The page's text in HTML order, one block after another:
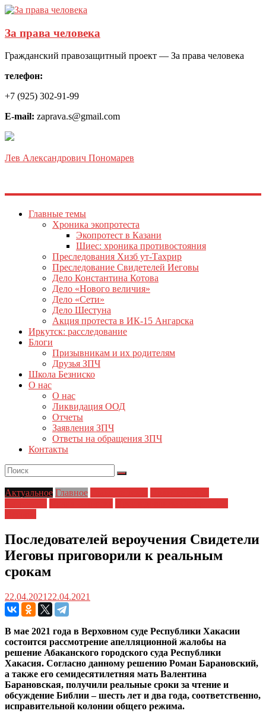
За права человека
Гражданский правозащитный проект — За права человека
телефон:
+7 (925) 302-91-99
E-mail: zaprava.s@gmail.com
Лев Александрович Пономарев
Главные темы
Хроника экопротеста
Экопротест в Казани
Шиес: хроника противостояния
Преследования Хизб ут-Тахрир
Преследование Свидетелей Иеговы
Дело Константина Котова
Дело «Нового величия»
Дело «Сети»
Дело Шестуна
Акция протеста в ИК-15 Ангарска
Иркутск: расследование
Блоги
Призывникам и их родителям
Друзья ЗПЧ
Школа Безниско
О нас
О нас
Ликвидация ООД
Отчеты
Заявления ЗПЧ
Ответы на обращения ЗПЧ
Контакты
Актуальное Главное
Последователей вероучения Свидетели
Иеговы приговорили к реальным
срокам
22.04.2021 22.04.2021
В мае 2021 года в Верховном суде Республики Хакасии
состоится рассмотрение апелляционной жалобы на
решение Абаканского городского суда Республики
Хакасия. Согласно данному решению Роман Барановский,
а также его семидесятилетняя мать Валентина
Барановская, получили реальные сроки за чтение и
обсуждение Библии – шесть лет и два года, соответственно,
исправительной колонии общего режима.